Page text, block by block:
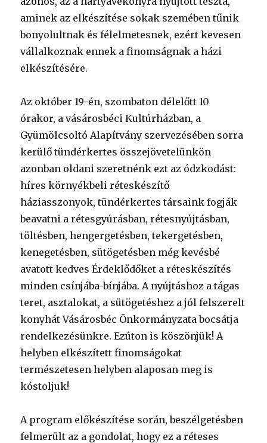
aminek az elkészítése sokak szemében tűnik
bonyolultnak és félelmetesnek, ezért kevesen
vállalkoznak ennek a finomságnak a házi
elkészítésére.
Az október 19-én, szombaton délelőtt 10
órakor, a vásárosbéci Kultúrházban, a
Gyümölcsoltó Alapítvány szervezésében sorra
kerülő tündérkertes összejövetelünkön
azonban oldani szeretnénk ezt az ódzkodást:
híres környékbeli réteskészítő
háziasszonyok, tündérkertes társaink fogják
beavatni a rétesgyúrásban, rétesnyújtásban,
töltésben, hengergetésben, tekergetésben,
kenegetésben, sütögetésben még kevésbé
avatott kedves Érdeklődőket a réteskészítés
minden csínjába-bínjába. A nyújtáshoz a tágas
teret, asztalokat, a sütögetéshez a jól felszerelt
konyhát Vásárosbéc Önkormányzata bocsátja
rendelkezésünkre. Ezúton is köszönjük! A
helyben elkészített finomságokat
természetesen helyben alaposan meg is
kóstoljuk!
A program előkészítése során, beszélgetésben
felmerült az a gondolat, hogy ez a réteses